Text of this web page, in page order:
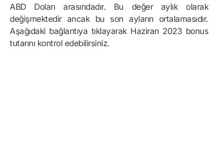
ABD Doları arasındadır. Bu değer aylık olarak
değişmektedir ancak bu son ayların ortalamasıdır.
Aşağıdaki bağlantıya tıklayarak Haziran 2023 bonus
tutarını kontrol edebilirsiniz.